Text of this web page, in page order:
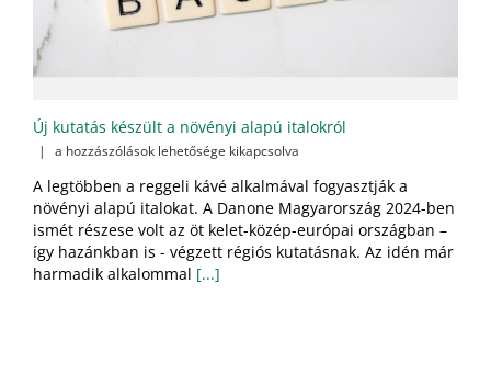
Új kutatás készült a növényi alapú italokról
|
Új
készült
a
növényi
alapú
italokról
a hozzászólások lehetősége kikapcsolva
A legtöbben a reggeli kávé alkalmával fogyasztják a
növényi alapú italokat. A Danone Magyarország 2024-ben
ismét részese volt az öt kelet-közép-európai országban –
így hazánkban is - végzett régiós kutatásnak. Az idén már
harmadik alkalommal [...]